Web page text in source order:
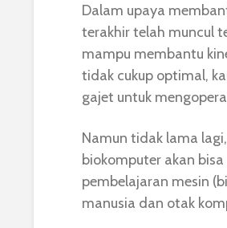
Dalam upaya
terakhir telah muncul
mampu membantu
tidak cukup optimal,
gajet untuk
Namun tidak lama
biokomputer akan
pembelajaran mesin
manusia dan otak